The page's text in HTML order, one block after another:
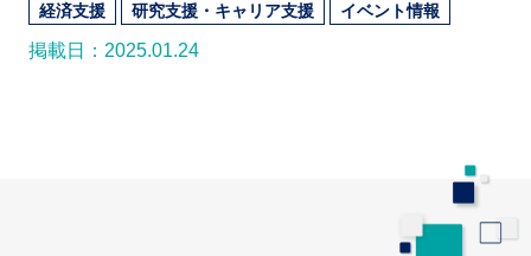
経済支援 研究支援・キャリア支援 イベント情報
掲載日：2025.01.24